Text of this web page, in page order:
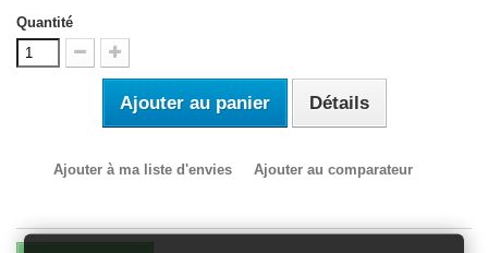
Quantité
Ajouter au panier Détails
Ajouter à ma liste d'envies Ajouter au comparateur